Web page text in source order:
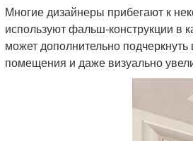
Многие дизайнеры прибегают к
используют фальш-конструкции в
может дополнительно
помещения и даже визуально